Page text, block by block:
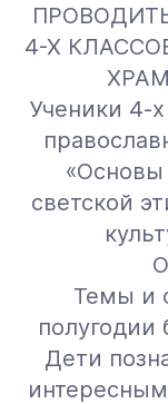
4-Х
Ученики 4-
«Основы
светской
Темы и
Дети